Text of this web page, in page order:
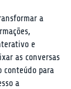
a
e
as conversas
conteúdo para
a